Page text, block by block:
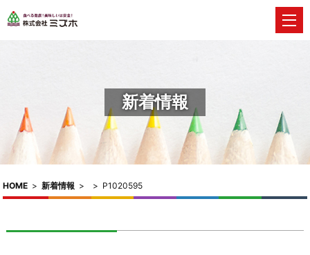
新着情報
HOME > 新着情報 > > P1020595